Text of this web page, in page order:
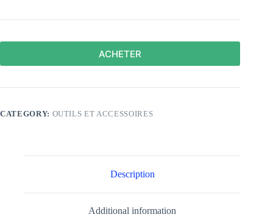
ACHETER
CATEGORY: OUTILS ET ACCESSOIRES
Description
Additional information